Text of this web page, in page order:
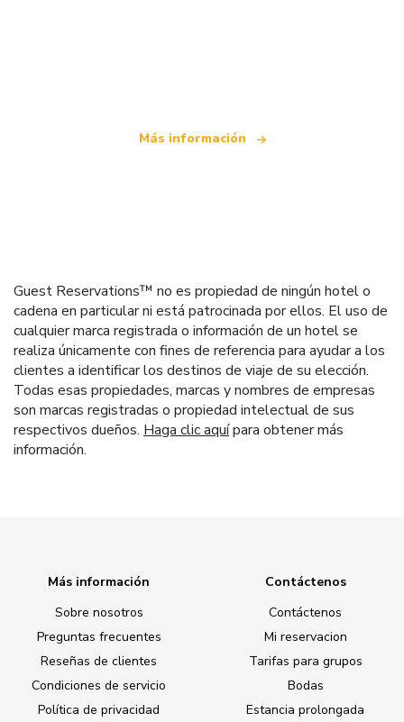
Más información
Guest Reservations™ no es propiedad de ningún hotel o
cadena en particular ni está patrocinada por ellos. El uso de
cualquier marca registrada o información de un hotel se
realiza únicamente con fines de referencia para ayudar a los
clientes a identificar los destinos de viaje de su elección.
Todas esas propiedades, marcas y nombres de empresas
son marcas registradas o propiedad intelectual de sus
respectivos dueños. Haga clic aquípara obtener más
información.
Más información
Sobre nosotros
Preguntas frecuentes
Reseñas de clientes
Condiciones de servicio
Política de privacidad
Contáctenos
Contáctenos
Mi reservacion
Tarifas para grupos
Bodas
Estancia prolongada